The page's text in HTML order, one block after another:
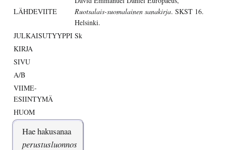
LÄHDEVIITE
Ruotsalais-suomalainen sanakirja. SKST 16.
Helsinki.
JULKAISUTYYPPI Sk
KIRJA
SIVU
A/B
VIIME-
ESIINTYMÄ
HUOM
Hae hakusanaa
perustusluonnos